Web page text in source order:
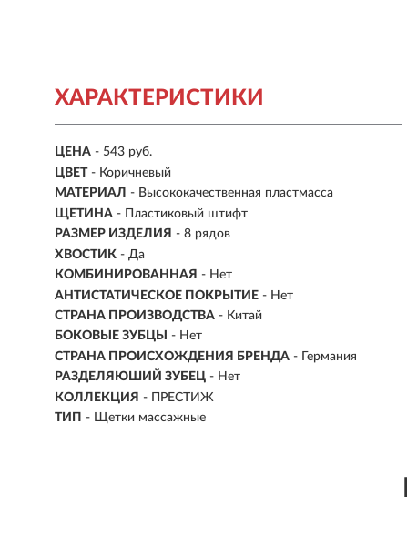
ХАРАКТЕРИСТИКИ
ЦЕНА - 543 руб.
ЦВЕТ - Коричневый
МАТЕРИАЛ - Высококачественная пластмасса
ЩЕТИНА - Пластиковый штифт
РАЗМЕР ИЗДЕЛИЯ - 8 рядов
ХВОСТИК - Да
КОМБИНИРОВАННАЯ - Нет
АНТИСТАТИЧЕСКОЕ ПОКРЫТИЕ - Нет
СТРАНА ПРОИЗВОДСТВА - Китай
БОКОВЫЕ ЗУБЦЫ
- Нет
СТРАНА ПРОИСХОЖДЕНИЯ БРЕНДА - Германия
РАЗДЕЛЯЮШИЙ ЗУБЕЦ - Нет
КОЛЛЕКЦИЯ - ПРЕСТИЖ
ТИП - Щетки массажные